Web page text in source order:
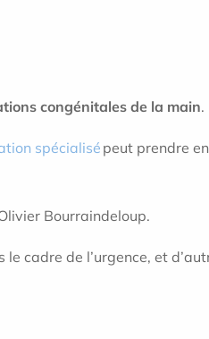
congénitales de la main.
spécialisé peut prendre
Bourraindeloup.
cadre de l’urgence, et